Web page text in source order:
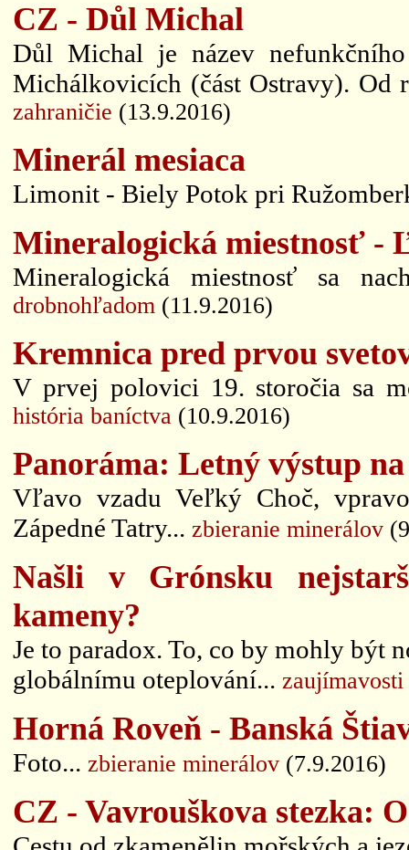
CZ - Důl Michal
Důl Michal je název
Michálkovicích (část Ostravy). Od
zahraničie (13.9.2016)
Minerál mesiaca
Limonit - Biely Potok pri
Mineralogická miestnosť -
Mineralogická miestnosť sa
drobnohľadom (11.9.2016)
Kremnica pred prvou
V prvej polovici 19. storočia sa
história baníctva (10.9.2016)
Panoráma: Letný výstup
Vľavo vzadu Veľký Choč,
Zápedné Tatry... zbieranie minerálov
Našli v Grónsku
kameny?
Je to paradox. To, co by mohly být
globálnímu oteplování... zaujímavosti
Horná Roveň - Banská
Foto... zbieranie minerálov (7.9.2016)
CZ - Vavrouškova stezka: